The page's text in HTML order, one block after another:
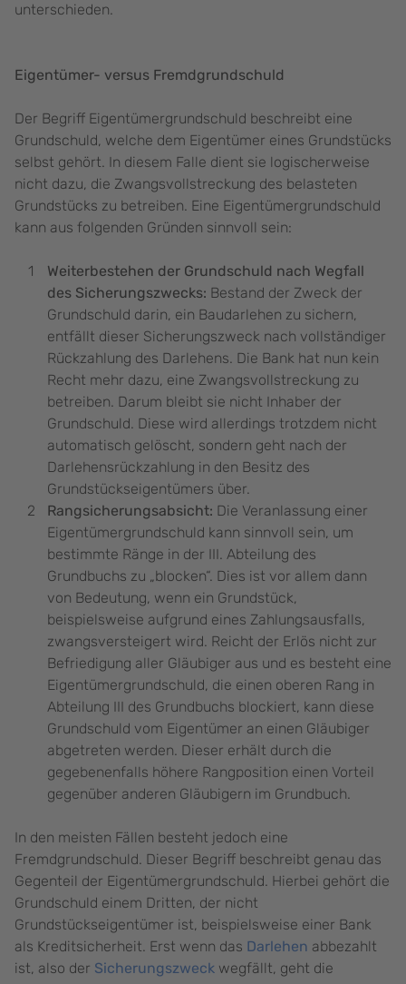
unterschieden.
Eigentümer- versus Fremdgrundschuld
Der Begriff Eigentümergrundschuld beschreibt eine
Grundschuld, welche dem Eigentümer eines Grundstücks
selbst gehört. In diesem Falle dient sie logischerweise
nicht dazu, die Zwangsvollstreckung des belasteten
Grundstücks zu betreiben. Eine Eigentümergrundschuld
kann aus folgenden Gründen sinnvoll sein:
Weiterbestehen der Grundschuld nach Wegfall
des Sicherungszwecks: Bestand der Zweck der
Grundschuld darin, ein Baudarlehen zu sichern,
entfällt dieser Sicherungszweck nach vollständiger
Rückzahlung des Darlehens. Die Bank hat nun kein
Recht mehr dazu, eine Zwangsvollstreckung zu
betreiben. Darum bleibt sie nicht Inhaber der
Grundschuld. Diese wird allerdings trotzdem nicht
automatisch gelöscht, sondern geht nach der
Darlehensrückzahlung in den Besitz des
Grundstückseigentümers über.
Rangsicherungsabsicht: Die Veranlassung einer
Eigentümergrundschuld kann sinnvoll sein, um
bestimmte Ränge in der III. Abteilung des
Grundbuchs zu „blocken“. Dies ist vor allem dann
von Bedeutung, wenn ein Grundstück,
beispielsweise aufgrund eines Zahlungsausfalls,
zwangsversteigert wird. Reicht der Erlös nicht zur
Befriedigung aller Gläubiger aus und es besteht eine
Eigentümergrundschuld, die einen oberen Rang in
Abteilung III des Grundbuchs blockiert, kann diese
Grundschuld vom Eigentümer an einen Gläubiger
abgetreten werden. Dieser erhält durch die
gegebenenfalls höhere Rangposition einen Vorteil
gegenüber anderen Gläubigern im Grundbuch.
In den meisten Fällen besteht jedoch eine
Fremdgrundschuld. Dieser Begriff beschreibt genau das
Gegenteil der Eigentümergrundschuld. Hierbei gehört die
Grundschuld einem Dritten, der nicht
Grundstückseigentümer ist, beispielsweise einer Bank
als Kreditsicherheit. Erst wenn das Darlehen abbezahlt
ist, also der Sicherungszweck wegfällt, geht die